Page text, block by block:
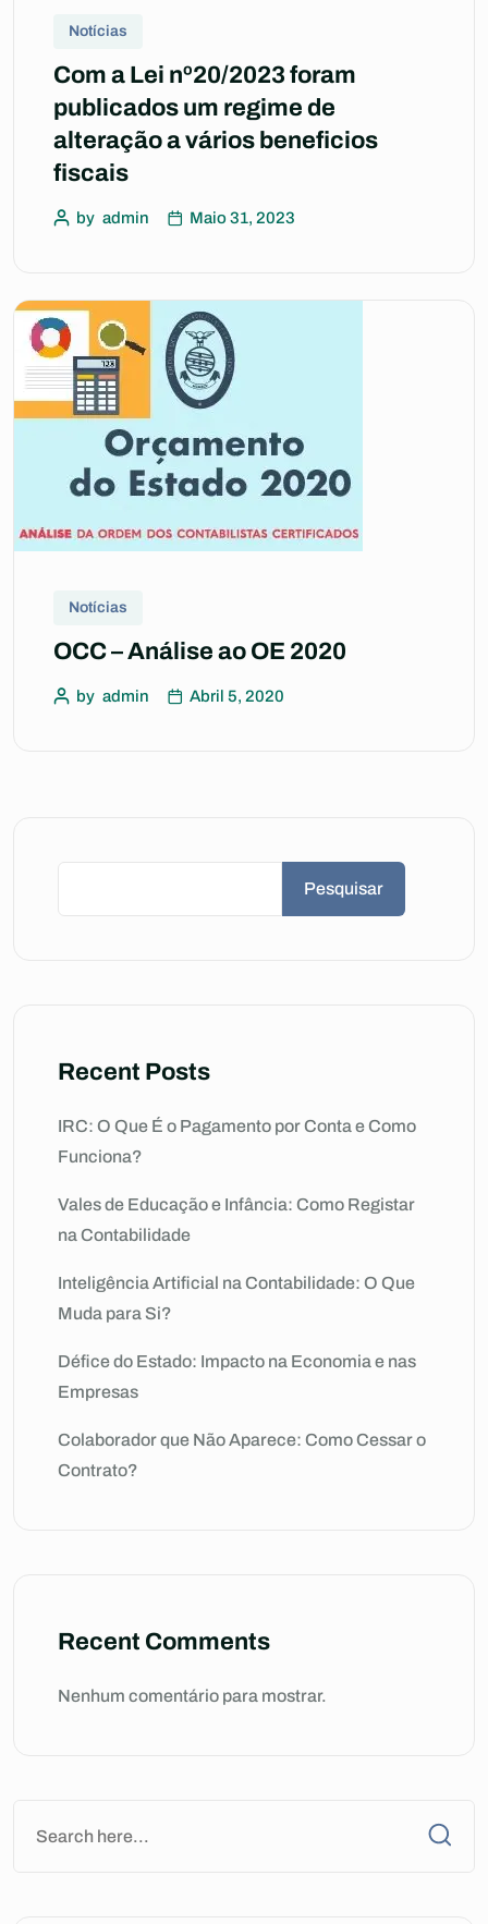
Notícias
Com a Lei nº20/2023 foram
publicados um regime de
alteração a vários beneficios
fiscais
by admin Maio 31, 2023
Notícias
OCC – Análise ao OE 2020
by admin Abril 5, 2020
Pesquisar
Recent Posts
IRC: O Que É o Pagamento por Conta e Como
Funciona?
Vales de Educação e Infância: Como Registar
na Contabilidade
Inteligência Artificial na Contabilidade: O Que
Muda para Si?
Défice do Estado: Impacto na Economia e nas
Empresas
Colaborador que Não Aparece: Como Cessar o
Contrato?
Recent Comments
Nenhum comentário para mostrar.